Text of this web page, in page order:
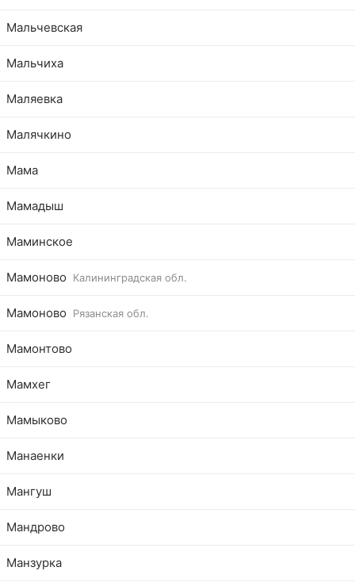
Мальчевская
Мальчиха
Маляевка
Малячкино
Мама
Мамадыш
Маминское
Мамоново Калининградская обл.
Мамоново Рязанская обл.
Мамонтово
Мамхег
Мамыково
Манаенки
Мангуш
Мандрово
Манзурка